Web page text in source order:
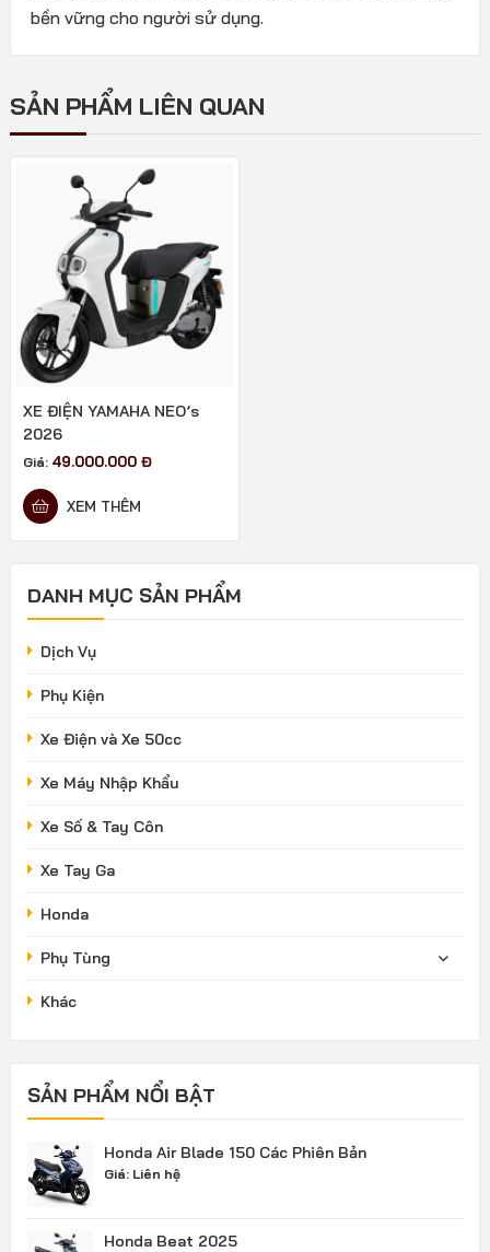
bền vững cho người sử dụng.
SẢN PHẨM LIÊN QUAN
XE ĐIỆN YAMAHA NEO’s
2026
Giá: 49.000.000 Đ
XEM THÊM
DANH MỤC SẢN PHẨM
Dịch Vụ
Phụ Kiện
Xe Điện và Xe 50cc
Xe Máy Nhập Khẩu
Xe Số & Tay Côn
Xe Tay Ga
Honda
Phụ Tùng
Khác
SẢN PHẨM NỔI BẬT
Honda Air Blade 150 Các Phiên Bản
Giá: Liên hệ
Honda Beat 2025